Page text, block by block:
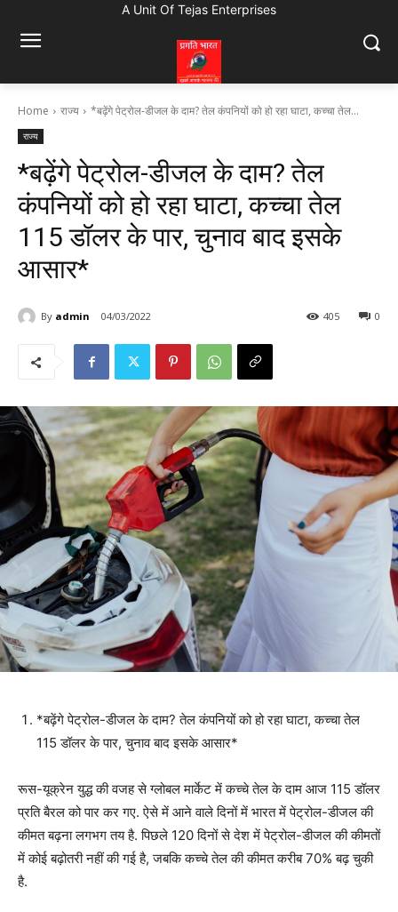
A Unit Of Tejas Enterprises
Home राज्य *बढ़ेंगे पेट्रोल-डीजल के दाम? तेल कंपनियों को हो रहा घाटा, कच्चा तेल...
राज्य
*बढ़ेंगे पेट्रोल-डीजल के दाम? तेल
कंपनियों को हो रहा घाटा, कच्चा तेल
115 डॉलर के पार, चुनाव बाद इसके
आसार*
By admin 04/03/2022 0
405
*बढ़ेंगे पेट्रोल-डीजल के दाम? तेल कंपनियों को हो रहा घाटा, कच्चा तेल
115 डॉलर के पार, चुनाव बाद इसके आसार*
रूस-यूक्रेन युद्ध की वजह से ग्‍लोबल मार्केट में कच्चे तेल के दाम आज 115 डॉलर
प्रति बैरल को पार कर गए. ऐसे में आने वाले दिनों में भारत में पेट्रोल-डीजल की
कीमत बढ़ना लगभग तय है. पिछले 120 दिनों से देश में पेट्रोल-डीजल की कीमतों
में कोई बढ़ोतरी नहीं की गई है, जबकि कच्चे तेल की कीमत करीब 70% बढ़ चुकी
है.